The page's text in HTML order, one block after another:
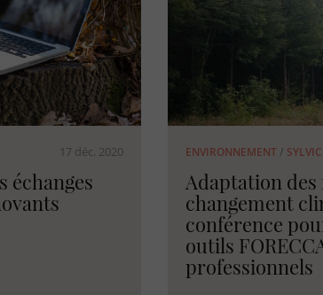
17 déc. 2020
échanges
ENVIRONNEMENT/
Adaptation des
changement
conférence
outils
professionnels